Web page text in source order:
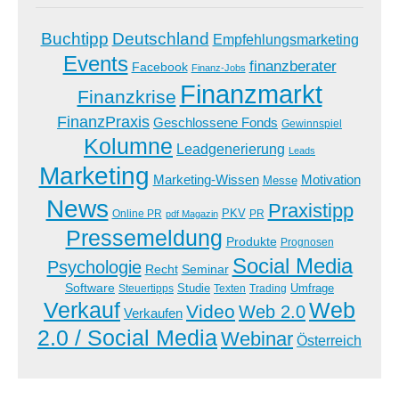
Buchtipp Deutschland Empfehlungsmarketing
Events Facebook Finanz-Jobs finanzberater
Finanzkrise Finanzmarkt
FinanzPraxis Geschlossene Fonds Gewinnspiel
Kolumne Leadgenerierung Leads
Marketing Marketing-Wissen Messe Motivation
News Online PR pdf Magazin PKV PR Praxistipp
Pressemeldung Produkte Prognosen
Psychologie Recht Seminar Social Media
Software Steuertipps Studie Texten Trading Umfrage
Verkauf Verkaufen Video Web 2.0Web
2.0 / Social MediaWebinar Österreich